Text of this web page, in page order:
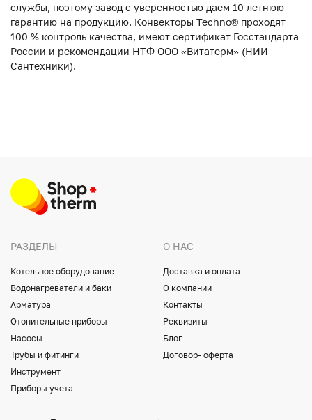
службы, поэтому завод с уверенностью даем 10-летнюю
гарантию на продукцию. Конвекторы Techno® проходят
100 % контроль качества, имеют сертификат Госстандарта
России и рекомендации НТФ ООО «Витатерм» (НИИ
Сантехники).
РАЗДЕЛЫ
Котельное оборудование
Водонагреватели и баки
Арматура
Отопительные приборы
Насосы
Трубы и фитинги
Инструмент
Приборы учета
О НАС
Доставка и оплата
О компании
Контакты
Реквизиты
Блог
Договор- оферта